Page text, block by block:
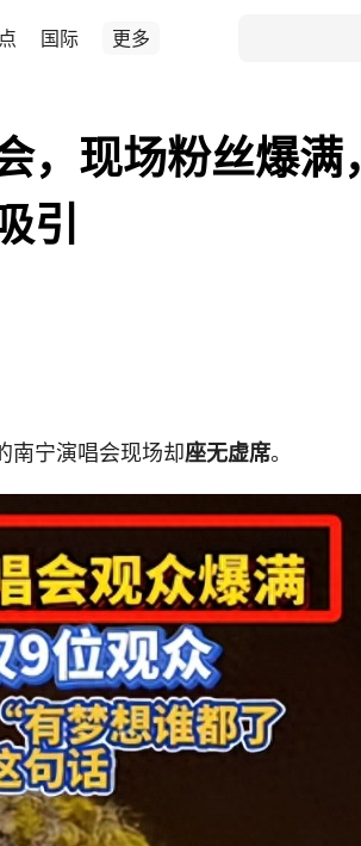
国际 更多
，现场粉丝爆满，
引
南宁演唱会现场却座无虚席。